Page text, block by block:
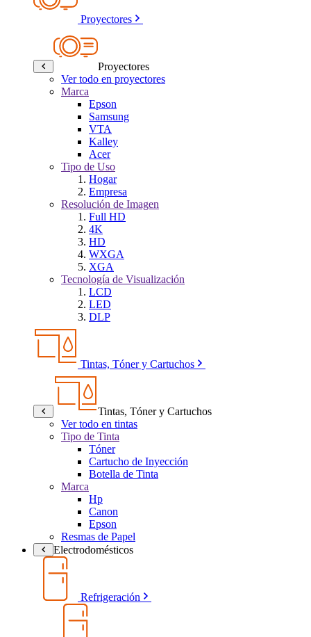
Proyectores
Proyectores
Ver todo en proyectores
Marca
Epson
Samsung
VTA
Kalley
Acer
Tipo de Uso
Hogar
Empresa
Resolución de Imagen
Full HD
4K
HD
WXGA
XGA
Tecnología de Visualización
LCD
LED
DLP
Tintas, Tóner y Cartuchos
Tintas, Tóner y Cartuchos
Ver todo en tintas
Tipo de Tinta
Tóner
Cartucho de Inyección
Botella de Tinta
Marca
Hp
Canon
Epson
Resmas de Papel
Electrodomésticos
Refrigeración